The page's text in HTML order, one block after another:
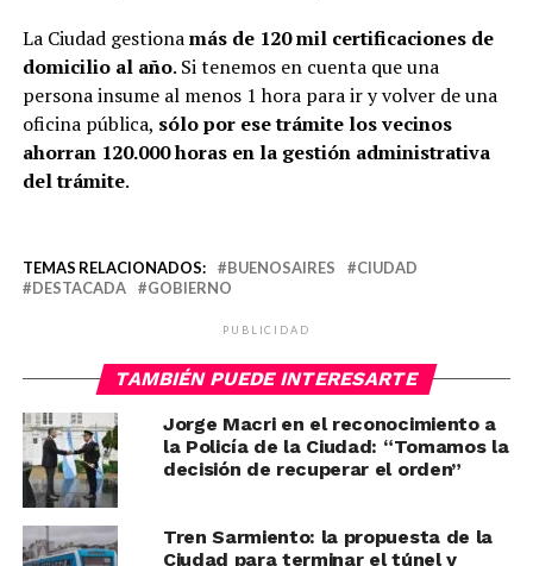
La Ciudad gestionamás de 120 mil certificaciones de
domicilio al año. Si tenemos en cuenta que una
persona insume al menos 1 hora para ir y volver de una
oficina pública, sólo por ese trámite los vecinos
ahorran 120.000 horas en la gestión administrativa
del trámite.
TEMAS RELACIONADOS: BUENOSAIRES
CIUDAD
DESTACADA
GOBIERNO
PUBLICIDAD
TAMBIÉN PUEDE INTERESARTE
Jorge Macri en el reconocimiento a
la Policía de la Ciudad: “Tomamos la
decisión de recuperar el orden”
Tren Sarmiento: la propuesta de la
Ciudad para terminar el túnel y